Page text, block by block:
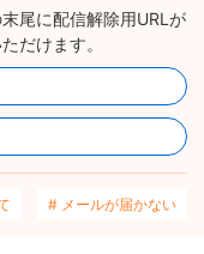
尾に配信解除用URLが
だけます。
メールが届かない